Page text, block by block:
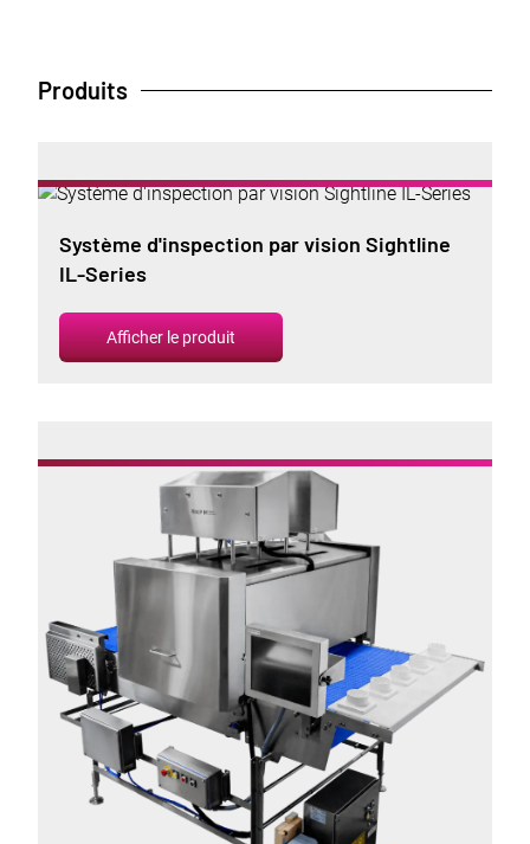
Produits
Système d'inspection par vision Sightline
IL-Series
Afficher le produit